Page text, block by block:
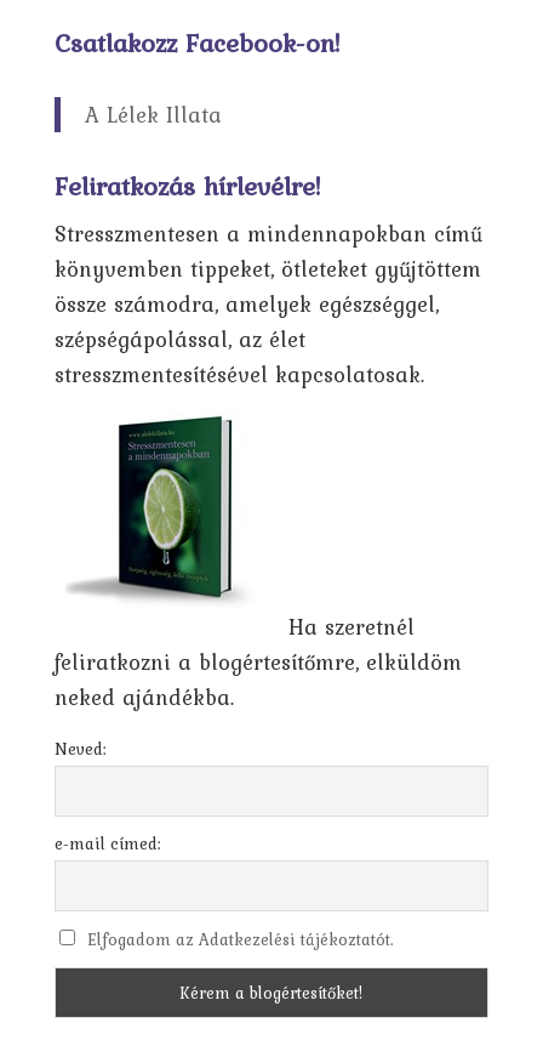
Csatlakozz Facebook-on!
A Lélek Illata
Feliratkozás hírlevélre!
Stresszmentesen a mindennapokban című
könyvemben tippeket, ötleteket gyűjtöttem
össze számodra, amelyek egészséggel,
szépségápolással, az élet
stresszmentesítésével kapcsolatosak.
Ha szeretnél
feliratkozni a blogértesítőmre, elküldöm
neked ajándékba.
Neved:
e-mail címed:
Elfogadom az Adatkezelési tájékoztatót.